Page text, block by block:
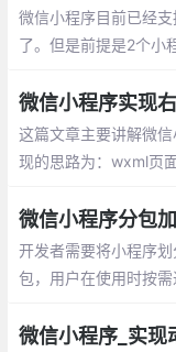
微信小程序目前已经
了。但是前提是2个小
就实现小程序之间相
微信小程序实现
这篇文章主要讲解微
现的思路为：wxml页
微信小程序分包
开发者需要将小程序
包，用户在使用时按
所谓的主包，即放置
微信小程序_实现